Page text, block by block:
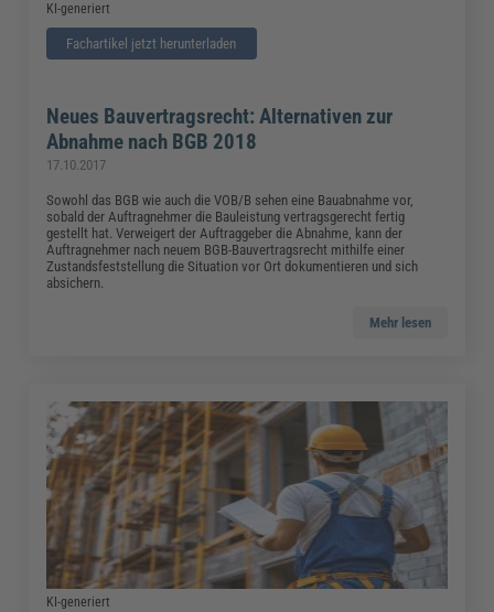
KI-generiert
Fachartikel jetzt herunterladen
Neues Bauvertragsrecht: Alternativen zur
Abnahme nach BGB 2018
17.10.2017
Sowohl das BGB wie auch die VOB/B sehen eine Bauabnahme vor,
sobald der Auftragnehmer die Bauleistung vertragsgerecht fertig
gestellt hat. Verweigert der Auftraggeber die Abnahme, kann der
Auftragnehmer nach neuem BGB-Bauvertragsrecht mithilfe einer
Zustandsfeststellung die Situation vor Ort dokumentieren und sich
absichern.
Mehr lesen
KI-generiert